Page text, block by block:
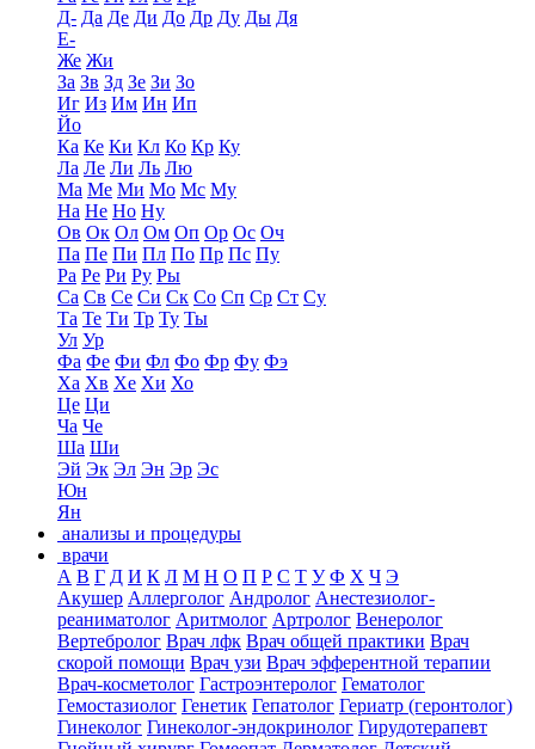
Д- Да Де Ди До Др Ду Ды Дя
Е-
Же Жи
За Зв Зд Зе Зи Зо
Иг Из Им Ин Ип
Йо
Ка Ке Ки Кл Ко Кр Ку
Ла Ле Ли Ль Лю
Ма Ме Ми Мо Мс Му
На Не Но Ну
Ов Ок Ол Ом Оп Ор Ос Оч
Па Пе Пи Пл По Пр Пс Пу
Ра Ре Ри Ру Ры
Са Св Се Си Ск Со Сп Ср Ст Су
Та Те Ти Тр Ту Ты
Ул Ур
Фа Фе Фи Фл Фо Фр Фу Фэ
Ха Хв Хе Хи Хо
Це Ци
Ча Че
Ша Ши
Эй Эк Эл Эн Эр Эс
Юн
Ян
анализы и процедуры
врачи
А В Г Д И К Л М Н О П Р С Т У Ф Х Ч Э
Акушер Аллерголог Андролог Анестезиолог-
реаниматолог Аритмолог Артролог Венеролог
Вертебролог Врач лфк Врач общей практики Врач
скорой помощи Врач узи Врач эфферентной терапии
Врач-косметолог Гастроэнтеролог Гематолог
Гемостазиолог Генетик Гепатолог Гериатр (геронтолог)
Гинеколог Гинеколог-эндокринолог Гирудотерапевт